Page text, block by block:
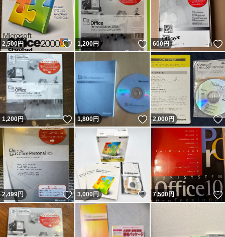
2,500円 いいね！
1,200円 いいね！
600円
1,200円 いいね！
1,800円 いいね！
2,000円
2,499円 いいね！
3,000円 いいね！
7,500円